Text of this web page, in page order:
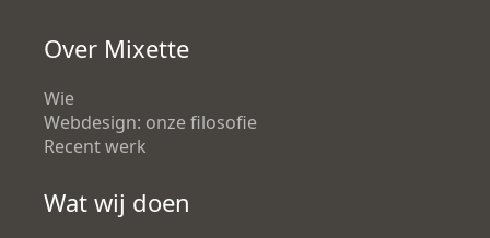
Over Mixette
Wie
Webdesign: onze filosofie
Recent werk
Wat wij doen